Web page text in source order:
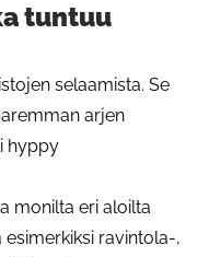
tuntuu
selaamista. Se
arjen
hyppy
monilta eri aloilta
ravintola-,